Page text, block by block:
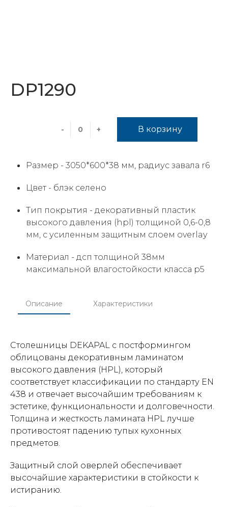
DP1290
- + В корзину
Размер - 3050*600*38 мм, радиус завала r6
Цвет - блэк cелено
Тип покрытия - декоративный пластик
высокого давления (hpl) толщиной 0,6-0,8
мм, c усиленным защитным слоем overlay
Материал - дсп толщиной 38мм
максимальной влагостойкости класса р5
Описание Характеристики
Столешницы DEKAPAL с постформингом
облицованы декоративным ламинатом
высокого давления (HPL), который
соответствует классификации по стандарту EN
438 и отвечает высочайшим требованиям к
эстетике, функциональности и долговечности.
Толщина и жесткость ламината HPL лучше
противостоят падению тупых кухонных
предметов.
Защитный слой оверлей обеспечивает
высочайшие характеристики в стойкости к
истиранию.